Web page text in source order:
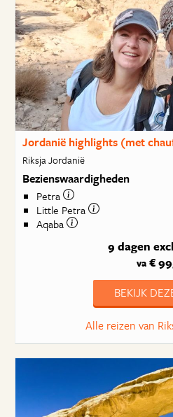
Jordanië highlights (met
Riksja Jordanië
Bezienswaardigheden
Petra
Little Petra
Aqaba
9 dagen
va€
BEKIJK
Alle reizen van